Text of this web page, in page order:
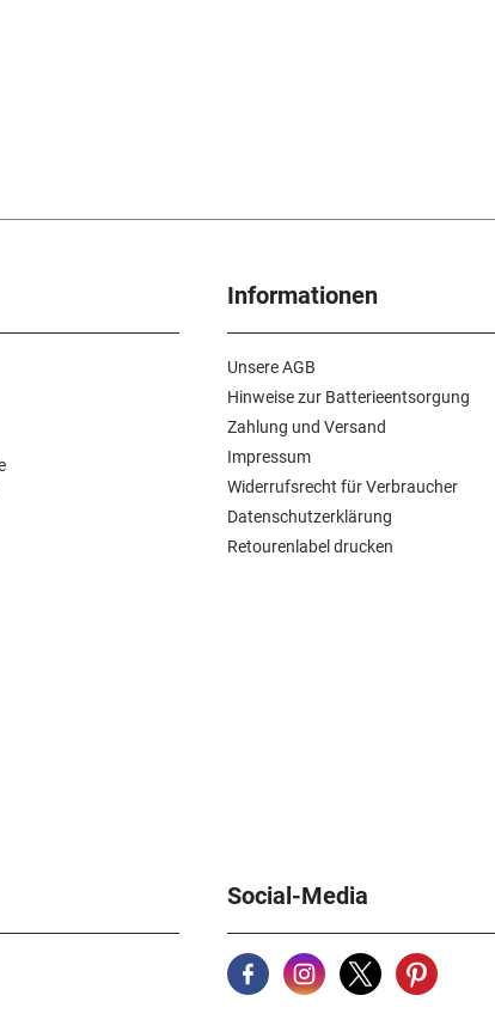
Informationen
Unsere AGB
Hinweise zur Batterieentsorgung
Zahlung und Versand
Impressum
Widerrufsrecht für Verbraucher
Datenschutzerklärung
Retourenlabel drucken
Social-Media